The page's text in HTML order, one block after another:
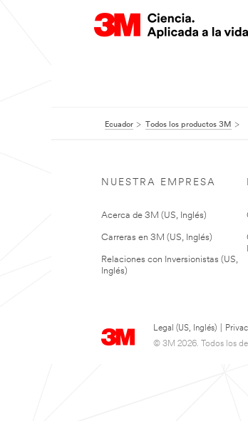
Ecuador Todos los productos 3M
NUESTRA EMPRESA
Acerca de 3M (US, Inglés)
Carreras en 3M (US, Inglés)
Relaciones con Inversionistas (US,
Inglés)
Legal (US, Inglés)
© 3M 2026. Todos los